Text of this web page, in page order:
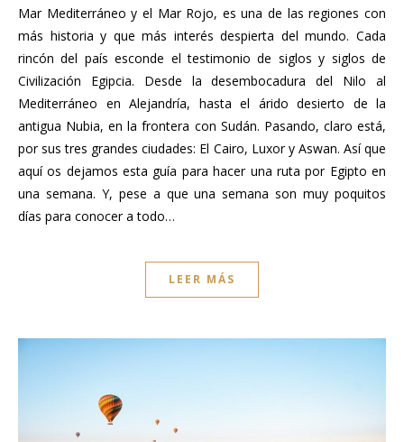
Mar Mediterráneo y el Mar Rojo, es una de las regiones con
más historia y que más interés despierta del mundo. Cada
rincón del país esconde el testimonio de siglos y siglos de
Civilización Egipcia. Desde la desembocadura del Nilo al
Mediterráneo en Alejandría, hasta el árido desierto de la
antigua Nubia, en la frontera con Sudán. Pasando, claro está,
por sus tres grandes ciudades: El Cairo, Luxor y Aswan. Así que
aquí os dejamos esta guía para hacer una ruta por Egipto en
una semana. Y, pese a que una semana son muy poquitos
días para conocer a todo…
LEER MÁS